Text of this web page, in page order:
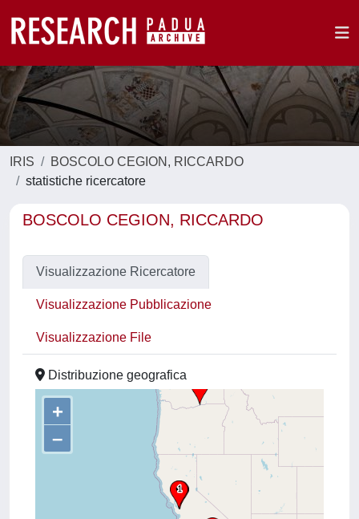
IRIS
BOSCOLO CEGION, RICCARDO
statistiche ricercatore
BOSCOLO CEGION, RICCARDO
Visualizzazione Ricercatore
Visualizzazione Pubblicazione
Visualizzazione File
Distribuzione geografica
+
–